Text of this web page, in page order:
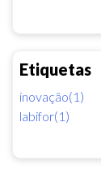
Etiquetas
inovação(1)
labifor(1)